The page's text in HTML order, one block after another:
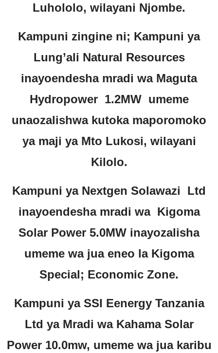
Luhololo, wilayani Njombe.
Kampuni zingine ni; Kampuni ya
Lung’ali Natural Resources
inayoendesha mradi wa Maguta
Hydropower 1.2MW umeme
unaozalishwa kutoka maporomoko
ya maji ya Mto Lukosi, wilayani
Kilolo.
Kampuni ya Nextgen Solawazi Ltd
inayoendesha mradi wa Kigoma
Solar Power 5.0MW inayozalisha
umeme wa jua eneo la Kigoma
Special; Economic Zone.
Kampuni ya SSI Eenergy Tanzania
Ltd ya Mradi wa Kahama Solar
Power 10.0mw, umeme wa jua karibu